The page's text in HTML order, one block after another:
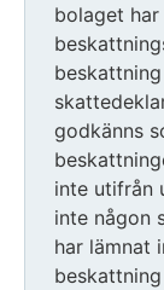
bolaget
godkänns
inte utifrån
inte någon
har lämnat